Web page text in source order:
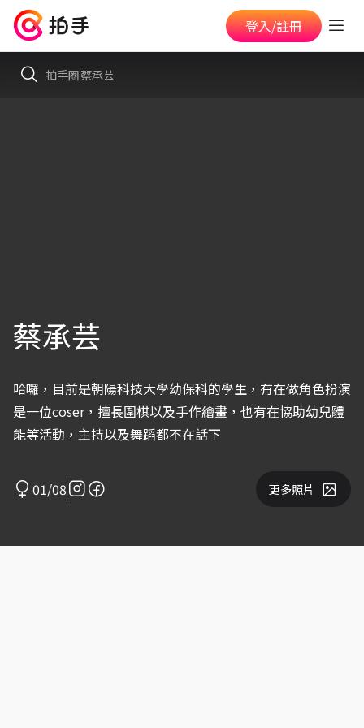
登入/註冊
拍手圈蔡承芸
蔡承芸
哈囉，目前是朝陽科技大學幼保科的學生，有在做角色扮演
是一位coser，擅長圍棋以及手作繪畫，也有在協助幼兒體
能等活動，主持以及舞蹈都不在話下
01/08 更多照片